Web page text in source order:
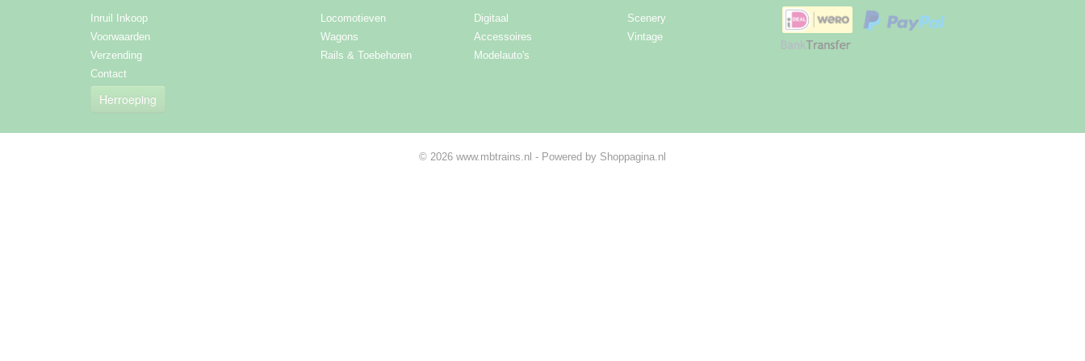
Inruil Inkoop
Voorwaarden
Verzending
Contact
Herroeping
Locomotieven
Wagons
Rails & Toebehoren
Digitaal
Accessoires
Modelauto's
Scenery
Vintage
© 2026 www.mbtrains.nl - Powered by Shoppagina.nl